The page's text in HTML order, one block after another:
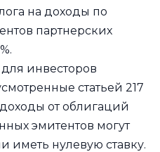
на доходы по
партнерских
инвесторов
статьей 217
от облигаций
эмитентов могут
иметь нулевую ставку.